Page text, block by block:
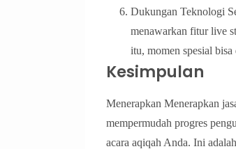
Dukungan Teknologi
menawarkan fitur live
itu, momen spesial
Kesimpulan
Menerapkan Menerapkan
mempermudah progres
acara aqiqah Anda. Ini